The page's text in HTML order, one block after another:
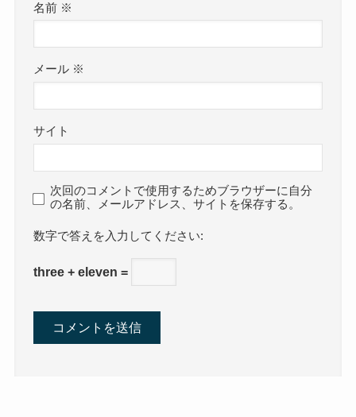
名前 ※
メール ※
サイト
次回のコメントで使用するためブラウザーに自分
の名前、メールアドレス、サイトを保存する。
数字で答えを入力してください:
three + eleven =